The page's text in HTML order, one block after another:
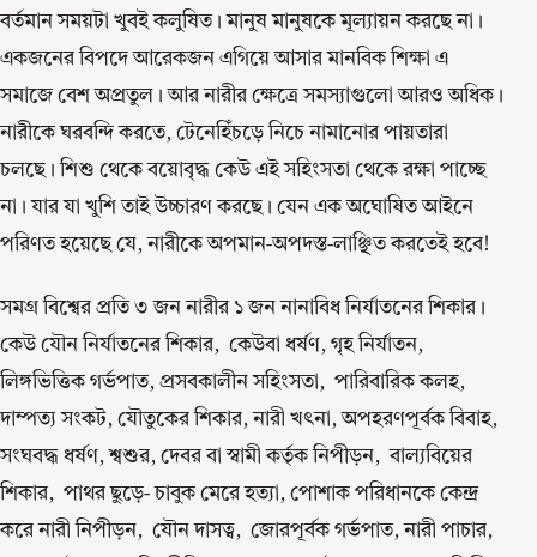
বর্তমান সময়টা খুবই কলুষিত। মানুষ মানুষকে মূল্যায়ন করছে না।
একজনের বিপদে আরেকজন এগিয়ে আসার মানবিক শিক্ষা এ
সমাজে বেশ অপ্রতুল। আর নারীর ক্ষেত্রে সমস্যাগুলো আরও অধিক।
নারীকে ঘরবন্দি করতে, টেনেহিঁচড়ে নিচে নামানোর পায়তারা
চলছে। শিশু থেকে বয়োবৃদ্ধ কেউ এই সহিংসতা থেকে রক্ষা পাচ্ছে
না। যার যা খুশি তাই উচ্চারণ করছে। যেন এক অঘোষিত আইনে
পরিণত হয়েছে যে, নারীকে অপমান-অপদস্ত-লাঞ্ছিত করতেই হবে!
সমগ্র বিশ্বের প্রতি ৩ জন নারীর ১ জন নানাবিধ নির্যাতনের শিকার।
কেউ যৌন নির্যাতনের শিকার, কেউবা ধর্ষণ, গৃহ নির্যাতন,
লিঙ্গভিত্তিক গর্ভপাত, প্রসবকালীন সহিংসতা, পারিবারিক কলহ,
দাম্পত্য সংকট, যৌতুকের শিকার, নারী খৎনা, অপহরণপূর্বক বিবাহ,
সংঘবদ্ধ ধর্ষণ, শ্বশুর, দেবর বা স্বামী কর্তৃক নিপীড়ন, বাল্যবিয়ের
শিকার, পাথর ছুড়ে- চাবুক মেরে হত্যা, পোশাক পরিধানকে কেন্দ্র
করে নারী নিপীড়ন, যৌন দাসত্ব, জোরপূর্বক গর্ভপাত, নারী পাচার,